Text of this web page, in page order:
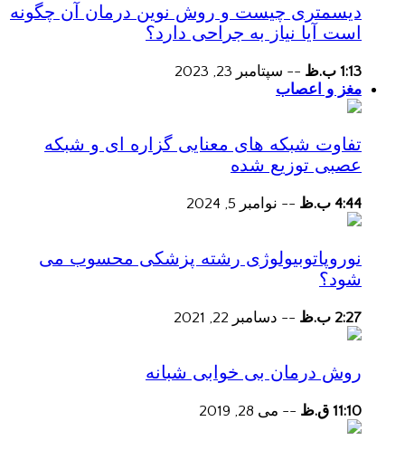
دیسمتری چیست و روش نوین درمان آن چگونه
است آیا نیاز به جراحی دارد؟
1:13 ب.ظ -- سپتامبر 23, 2023
مغز و اعصاب
تفاوت شبکه های معنایی گزاره ای و شبکه
عصبی توزیع شده
4:44 ب.ظ -- نوامبر 5, 2024
نوروپاتوبیولوژی رشته پزشکی محسوب می
شود؟
2:27 ب.ظ -- دسامبر 22, 2021
روش درمان بی خوابی شبانه
11:10 ق.ظ -- می 28, 2019